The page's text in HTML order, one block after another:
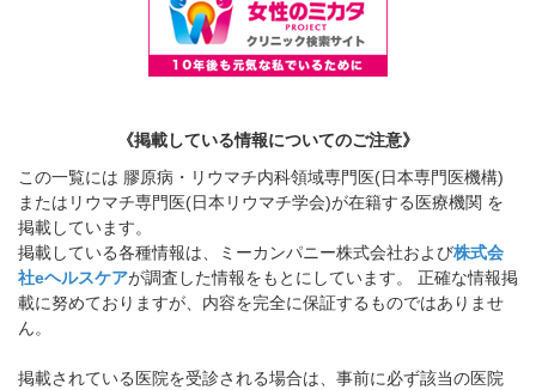
《掲載している情報についてのご注意》
この一覧には 膠原病・リウマチ内科領域専門医(日本専門医機構)
またはリウマチ専門医(日本リウマチ学会)が在籍する医療機関 を
掲載しています。
掲載している各種情報は、ミーカンパニー株式会社および株式会
社eヘルスケアが調査した情報をもとにしています。 正確な情報掲
載に努めておりますが、内容を完全に保証するものではありませ
ん。
掲載されている医院を受診される場合は、事前に必ず該当の医院